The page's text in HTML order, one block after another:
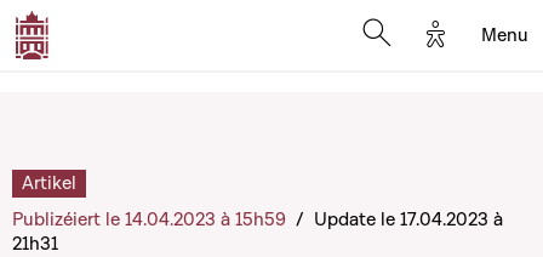
Options
Menu
Artikel
Publizéiert le 14.04.2023 à 15h59 / Update le 17.04.2023 à
21h31